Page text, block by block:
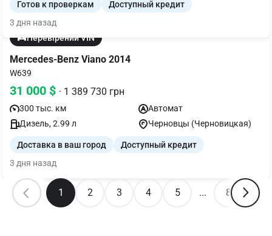
Готов к проверкам
Доступный кредит
3 дня назад
Перевірений VIN
Mercedes-Benz Viano 2014
W639
31 000 $ · 1 389 730 грн
300 тыс. км
Автомат
Дизель, 2.99 л
Черновцы (Черновицкая)
Доставка в ваш город
Доступный кредит
3 дня назад
1 2 3 4 5 ... 8